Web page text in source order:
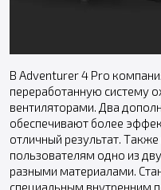
В Adventurer 4 Pro
переработанную систему
вентиляторами. Два
обеспечивают более
отличный результат.
пользователям одно из
разными материалами.
специальным внутренним